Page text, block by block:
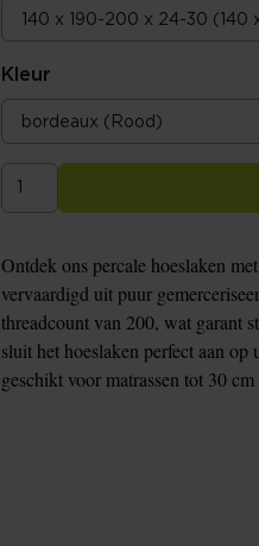
Kleur
Ontdek ons percale hoeslaken
vervaardigd uit puur
threadcount van 200, wat garant
sluit het hoeslaken perfect aan
geschikt voor matrassen tot 30